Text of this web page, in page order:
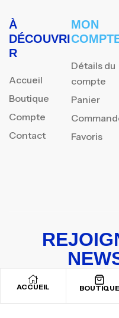
ACCUEIL BOUTIQUE
À
DÉCOUVRI
R
Accueil
Boutique
Compte
Contact
MON
Détails du
compte
Panier
Favoris
Inscrivez-vous pour